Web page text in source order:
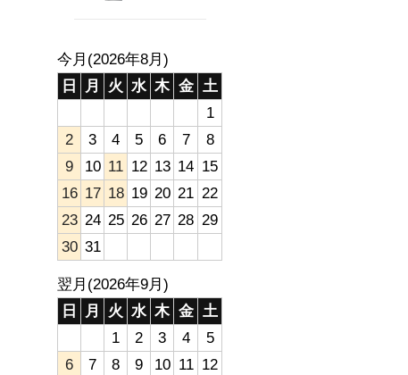
今月(2026年8月)
日
月 火 水 木 金 土
1
2
3 4 5 6 7
8
9
10 11 12 13 14 15
16 17 18 19 20 21 22
23 24 25 26 27 28 29
30 31
翌月(2026年9月)
日
月 火 水 木 金 土
1
2 3 4
5
6
7 8 9 10 11 12